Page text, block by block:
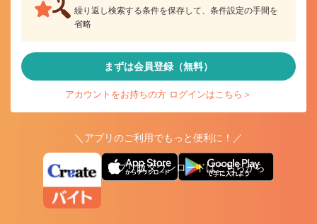
繰り返し検索する条件を保存して、条件設定の手間を
省略
まずは会員登録（無料）
アカウントをお持ちの方 ログインはこちら＞
＼アプリのご利用でもっと便利に！／
アプリ版ダウンロードはこちらから